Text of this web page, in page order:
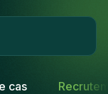
cas